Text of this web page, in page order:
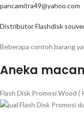
pancamitra49@yahoo.com
Distributor Flashdisk
Beberapa contoh barang
Aneka
Flash Disk Promosi Wood (